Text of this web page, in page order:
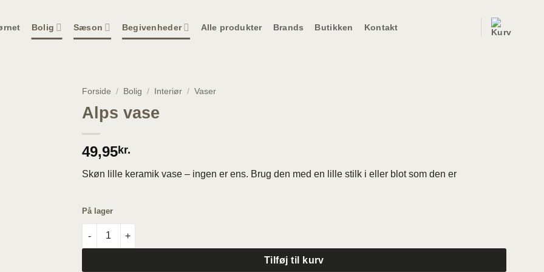
Bolig Sæson Begivenheder Alle produkter Brands Butikken Kontakt
Forside / Bolig / Interiør / Vaser
Alps vase
49,95kr.
Skøn lille keramik vase – ingen er ens. Brug den med en lille stilk i eller blot som den er
På lager
Alps vase antal
Tilføj til kurv